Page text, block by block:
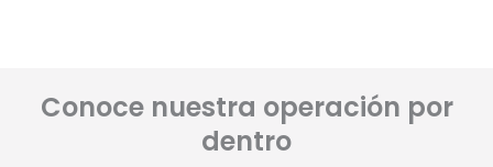
Conoce nuestra operación por
dentro